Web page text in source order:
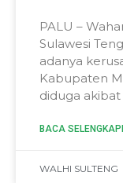
PALU –
Sulawesi
adanya
Kabupaten
diduga
BACA
WALHI SULTENG